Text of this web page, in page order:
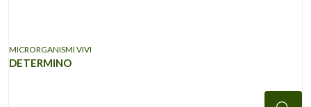
MICRORGANISMI VIVI
DETERMINO